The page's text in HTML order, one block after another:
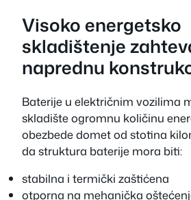
Visoko energetsko
skladištenje
naprednu
Baterije u električnim vozilima
skladište ogromnu količinu
obezbede domet od stotina
da struktura baterije mora biti:
stabilna i termički zaštićena
otporna na mehanička